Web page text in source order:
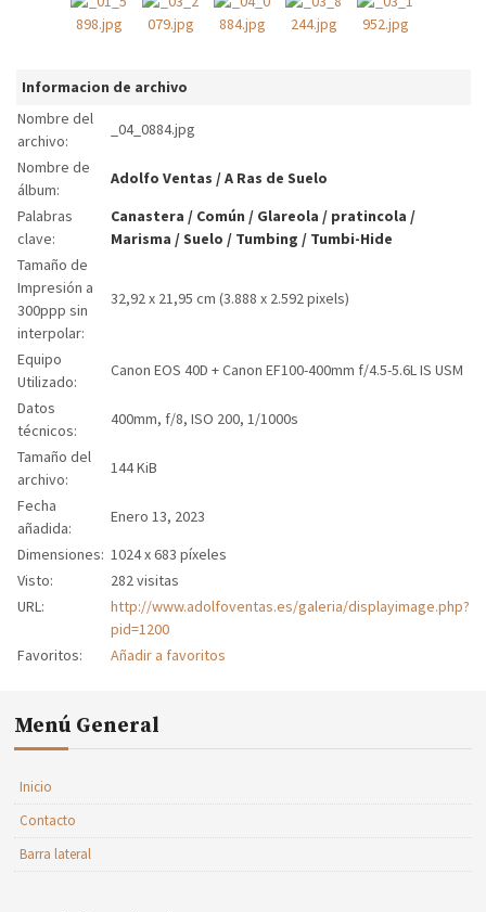
Informacion de archivo
Nombre del
archivo:
_04_0884.jpg
Nombre de
álbum:
Adolfo Ventas /A Ras de Suelo
Palabras
clave:
Canastera / Común / Glareola / pratincola /
Marisma /Suelo / Tumbing / Tumbi-Hide
Tamaño de
Impresión a
300ppp sin
interpolar:
32,92 x 21,95 cm (3.888 x 2.592 pixels)
Equipo
Utilizado:
Canon EOS 40D + Canon EF100-400mm f/4.5-5.6L IS USM
Datos
técnicos:
400mm, f/8, ISO 200, 1/1000s
Tamaño del
archivo:
144 KiB
Fecha
añadida:
Enero 13, 2023
Dimensiones: 1024 x 683 píxeles
Visto:
282 visitas
URL:
http://www.adolfoventas.es/galeria/displayimage.php?
pid=1200
Favoritos:
Añadir a favoritos
Menú General
Inicio
Contacto
Barra lateral